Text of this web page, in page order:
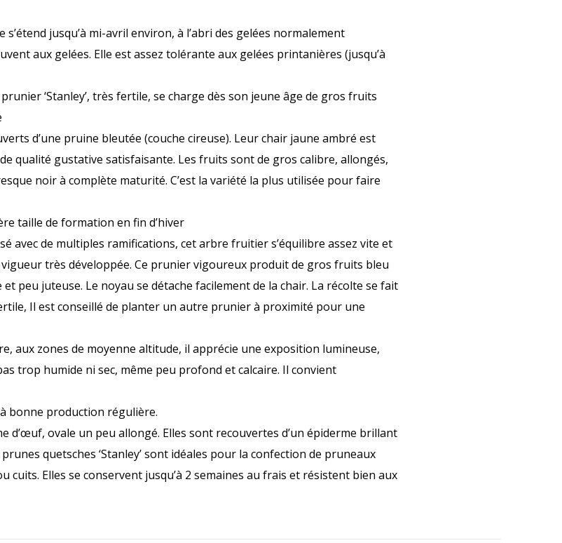
jusqu’à mi-avril environ, à l’abri des gelées normalement
aux gelées. Elle est assez tolérante aux gelées printanières (jusqu’à
‘Stanley’, très fertile, se charge dès son jeune âge de gros fruits
d’une pruine bleutée (couche cireuse). Leur chair jaune ambré est
qualité gustative satisfaisante. Les fruits sont de gros calibre, allongés,
noir à complète maturité. C’est la variété la plus utilisée pour faire
taille de formation en fin d’hiver
avec de multiples ramifications, cet arbre fruitier s’équilibre assez vite et
très développée. Ce prunier vigoureux produit de gros fruits bleu
peu juteuse. Le noyau se détache facilement de la chair. La récolte se fait
Il est conseillé de planter un autre prunier à proximité pour une
aux zones de moyenne altitude, il apprécie une exposition lumineuse,
trop humide ni sec, même peu profond et calcaire. Il convient
bonne production régulière.
d’œuf, ovale un peu allongé. Elles sont recouvertes d’un épiderme brillant
quetsches ‘Stanley’ sont idéales pour la confection de pruneaux
cuits. Elles se conservent jusqu’à 2 semaines au frais et résistent bien aux